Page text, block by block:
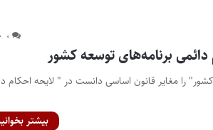
۰
دائمی برنامه‌های توسعه کشور
را مغایر قانون اساسی دانست در " لایحه احکام
بیشتر